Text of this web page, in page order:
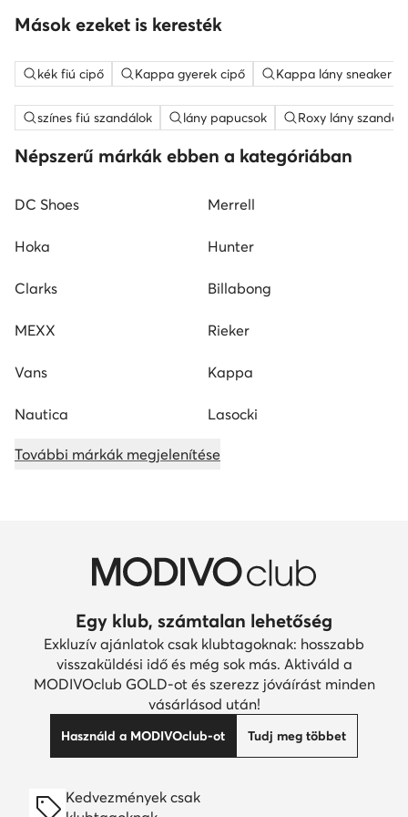
Mások ezeket is keresték
kék fiú cipő Kappa gyerek cipő Kappa lány sneaker
színes fiú szandálok lány papucsok Roxy lány
Népszerű márkák ebben a kategóriában
DC Shoes Merrell
Hoka Hunter
Clarks Billabong
MEXX Rieker
Vans Kappa
Nautica Lasocki
További márkák megjelenítése
Egy klub, számtalan lehetőség
Exkluzív ajánlatok csak klubtagoknak: hosszabb
visszaküldési idő és még sok más. Aktiváld a
MODIVOclub GOLD-ot és szerezz jóváírást minden
vásárlásod után!
Használd a MODIVOclub-ot Tudj meg többet
Kedvezmények csak